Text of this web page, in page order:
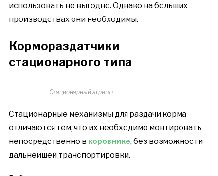
использовать не выгодно. Однако на больших
производствах они необходимы.
Кормораздатчики
стационарного типа
Стационарный агрегат
Стационарные механизмы для раздачи корма
отличаются тем, что их необходимо монтировать
непосредственно в коровнике, без возможности
дальнейшей транспортировки.